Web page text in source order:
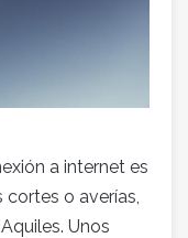
a internet es
o averías,
Unos